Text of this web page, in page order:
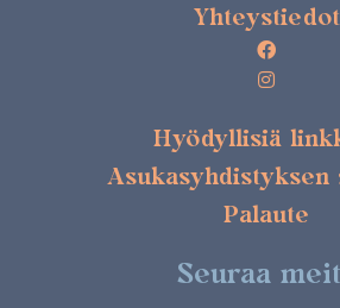
Yhteystiedot
Hyödyllisiä
Asukasyhdistyksen
Palaute
Seuraa